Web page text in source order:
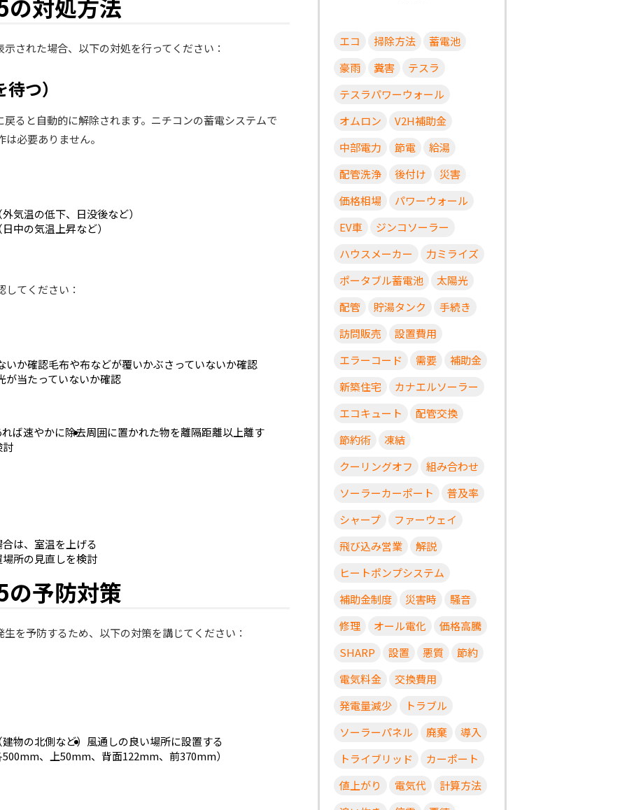
対処方法
された場合、以下の対処を行ってください：
つ）
ると自動的に解除されます。ニチコンの蓄電システムで
必要ありません。
気温の低下、日没後など）
中の気温上昇など）
てください：
いか確認毛布や布などが覆いかぶさっていないか確認
が当たっていないか確認
ば速やかに除去周囲に置かれた物を離隔距離以上離す
討
は、室温を上げる
所の見直しを検討
予防対策
を予防するため、以下の対策を講じてください：
物の北側など） 風通しの良い場所に設置する
、上50mm、背面122mm、前370mm）
エコ 掃除方法
蓄電池
豪雨
糞害
テスラ
テスラパワーウォール
オムロン
V2H補助金
中部電力
節電
給湯
配管洗浄
後付け
災害
価格相場
パワーウォール
EV車
ジンコソーラー
ハウスメーカー
力ミライズ
ポータブル蓄電池
太陽光
配管
貯湯タンク
手続き
訪問販売
設置費用
エラーコード
需要
補助金
新築住宅
カナエルソーラー
エコキュート
配管交換
節約術
凍結
クーリングオフ
組み合わせ
ソーラーカーポート
普及率
シャープ
ファーウェイ
飛び込み営業
解説
ヒートポンプシステム
補助金制度
災害時
騒音
修理
オール電化
価格高騰
SHARP
設置 悪質
節約
電気料金
交換費用
発電量減少
トラブル
ソーラーパネル
廃棄
導入
トライブリッド
カーポート
値上がり
電気代
計算方法